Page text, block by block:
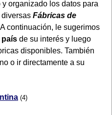
y organizado los datos para
diversas Fábricas de
A continuación, le sugerimos
país de su interés y luego
disponibles. También
o ir directamente a su
(4)